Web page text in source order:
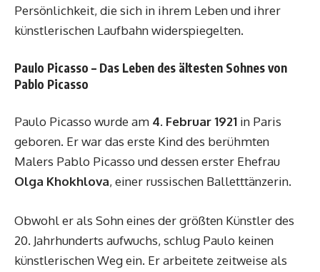
Persönlichkeit, die sich in ihrem Leben und ihrer
künstlerischen Laufbahn widerspiegelten.
Paulo Picasso – Das Leben des ältesten Sohnes von
Pablo Picasso
Paulo Picasso wurde am 4. Februar 1921 in Paris
geboren. Er war das erste Kind des berühmten
Malers Pablo Picasso und dessen erster Ehefrau
Olga Khokhlova, einer russischen Balletttänzerin.
Obwohl er als Sohn eines der größten Künstler des
20. Jahrhunderts aufwuchs, schlug Paulo keinen
künstlerischen Weg ein. Er arbeitete zeitweise als